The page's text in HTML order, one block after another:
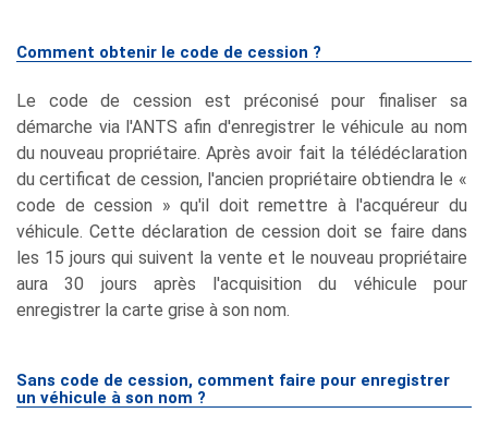
Comment obtenir le code de cession ?
Le code de cession est préconisé pour finaliser sa
démarche via l'ANTS afin d'enregistrer le véhicule au nom
du nouveau propriétaire. Après avoir fait la télédéclaration
du certificat de cession, l'ancien propriétaire obtiendra le «
code de cession » qu'il doit remettre à l'acquéreur du
véhicule. Cette déclaration de cession doit se faire dans
les 15 jours qui suivent la vente et le nouveau propriétaire
aura 30 jours après l'acquisition du véhicule pour
enregistrer la carte grise à son nom.
Sans code de cession, comment faire pour enregistrer
un véhicule à son nom ?